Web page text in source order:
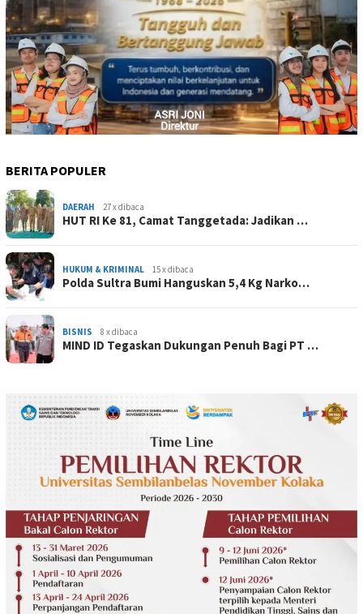
BERITA POPULER
DAERAH 27 x dibaca
HUT RI Ke 81, Camat Tanggetada: Jadikan …
HUKUM & KRIMINAL 15 x dibaca
Polda Sultra Bumi Hanguskan 5,4 Kg Narko…
BISNIS 8 x dibaca
MIND ID Tegaskan Dukungan Penuh Bagi PT …